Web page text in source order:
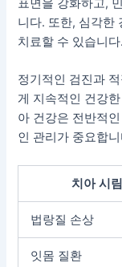
표면을 강화하고,
니다. 또한, 심각한
치료할 수 있습니다.
정기적인 검진과
게 지속적인 건강
아 건강은 전반적
인 관리가 중요합
치아 시
법랑질 손상
잇몸 질환